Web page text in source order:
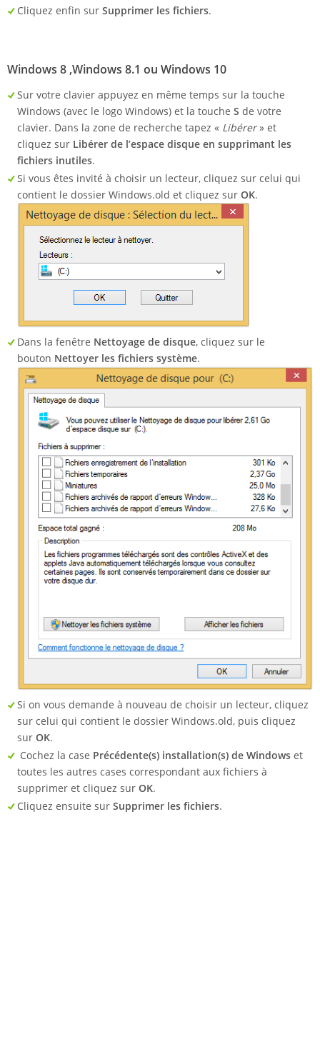
Cliquez enfin sur Supprimer les fichiers.
Windows 8 ,Windows 8.1 ou Windows 10
Sur votre clavier appuyez en même temps sur la touche
Windows (avec le logo Windows) et la touche S de votre
clavier. Dans la zone de recherche tapez « Libérer» et
cliquez sur Libérer de l’espace disque en supprimant les
fichiers inutiles.
Si vous êtes invité à choisir un lecteur, cliquez sur celui qui
contient le dossier Windows.old et cliquez sur OK.
Dans la fenêtre Nettoyage de disque, cliquez sur le
bouton Nettoyer les fichiers système.
Si on vous demande à nouveau de choisir un lecteur, cliquez
sur celui qui contient le dossier Windows.old, puis cliquez
sur OK.
Cochez la case Précédente(s) installation(s) de Windows et
toutes les autres cases correspondant aux fichiers à
supprimer et cliquez sur OK.
Cliquez ensuite sur Supprimer les fichiers.